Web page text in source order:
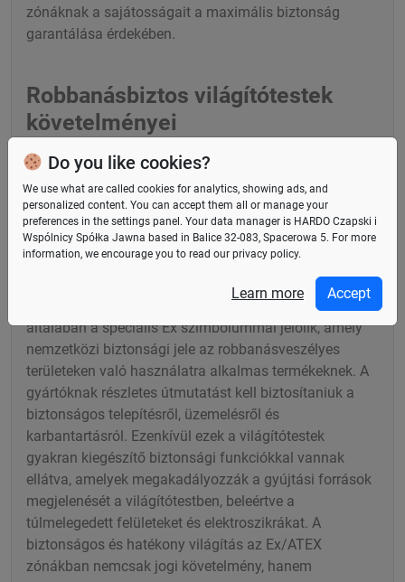
zónáknak a sajátosságait a maximális biztonság
garantálása érdekében.
Robbanásbiztos világítótestek
követelményei
A biztonság és a szabályozásoknak való megfelelés
érdekében a robbanásbiztos világítótesteket sorozatnyi
tesztnek és tanúsításnak kell alávetni, mielőtt
használatra engedélyeznék őket. Az ATEX és IECEx
tanúsítvány elengedhetetlen a robbanásveszélyes
zónákra szánt termékekhez, és magában foglal egy
átfogó értékelést a tervezés, anyagok és gyártási
technológia tekintetében. Ezeket a világítótesteket
általában a speciális Ex szimbólummal jelölik, amely
nemzetközi biztonsági jele az robbanásveszélyes
területeken való használatra alkalmas termékeknek. A
gyártóknak részletes útmutatást kell biztosítaniuk a
biztonságos telepítésről, üzemelésről és
karbantartásról. Ezenkívül ezek a világítótestek
gyakran kiegészítő biztonsági funkciókkal vannak
ellátva, amelyek megakadályozzák a gyújtási források
megjelenését a világítótestben, beleértve a
túlmelegedett felületeket és elektroszikrákat. A
biztonságos és hatékony világítás az Ex/ATEX
zónákban nemcsak jogi követelmény, hanem
Do you like cookies?
We use what are called cookies for analytics, showing ads, and
personalized content. You can accept them all or manage your
preferences in the settings panel. Your data manager is HARDO Czapski i
Wspólnicy Spółka Jawna based in Balice 32-083, Spacerowa 5. For more
information, we encourage you to read our privacy policy.
Learn more Accept